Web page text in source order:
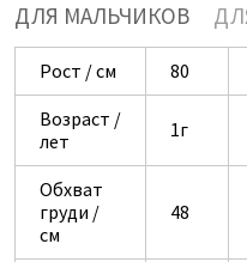
ДЛЯ МАЛЬЧИКОВ
Рост / см 80
Возраст /
лет
1г
Обхват
груди /
см
48